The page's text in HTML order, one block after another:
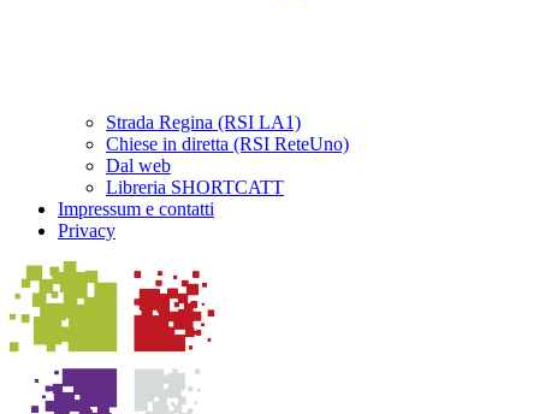
Strada Regina (RSI LA1)
Chiese in diretta (RSI ReteUno)
Dal web
Libreria SHORTCATT
Impressum e contatti
Privacy